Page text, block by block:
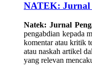
NATEK: Jurnal
Natek: Jurnal
pengabdian kepada
komentar atau kritik
atau naskah artikel
yang relevan